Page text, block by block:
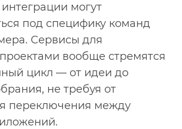
могут
под специфику команд
Сервисы для
вообще стремятся
цикл — от идеи до
не требуя от
переключения между